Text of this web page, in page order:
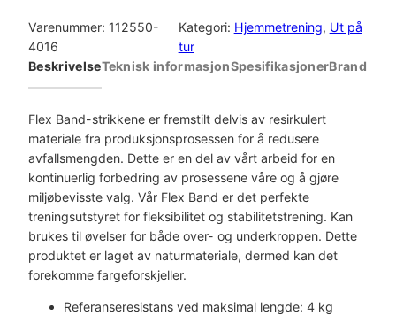
s
a
l
l
e
x
B
a
n
d
H
a
Varenummer: 112550-
4016
Kategori: Hjemmetrening, Ut på
tur
BeskrivelseTeknisk informasjonSpesifikasjonerBrand
Flex Band-strikkene er fremstilt delvis av resirkulert
materiale fra produksjonsprosessen for å redusere
avfallsmengden. Dette er en del av vårt arbeid for en
kontinuerlig forbedring av prosessene våre og å gjøre
miljøbevisste valg. Vår Flex Band er det perfekte
treningsutstyret for fleksibilitet og stabilitetstrening. Kan
brukes til øvelser for både over- og underkroppen. Dette
produktet er laget av naturmateriale, dermed kan det
forekomme fargeforskjeller.
Referanseresistans ved maksimal lengde: 4 kg